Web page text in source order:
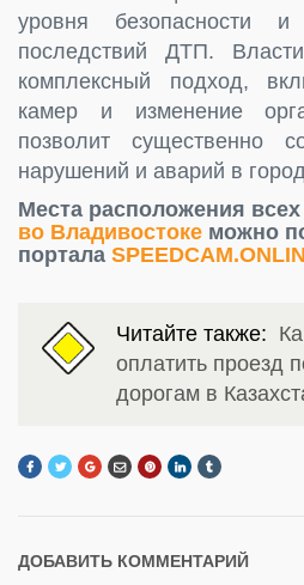
уровня безопасности
последствий ДТП.
комплексный подход,
камер и изменение
позволит существенно
нарушений и аварий в
Места расположения всех
во Владивостоке можно
портала
Читайте также:
оплатить проезд
дорогам в
ДОБАВИТЬ КОММЕНТАРИЙ